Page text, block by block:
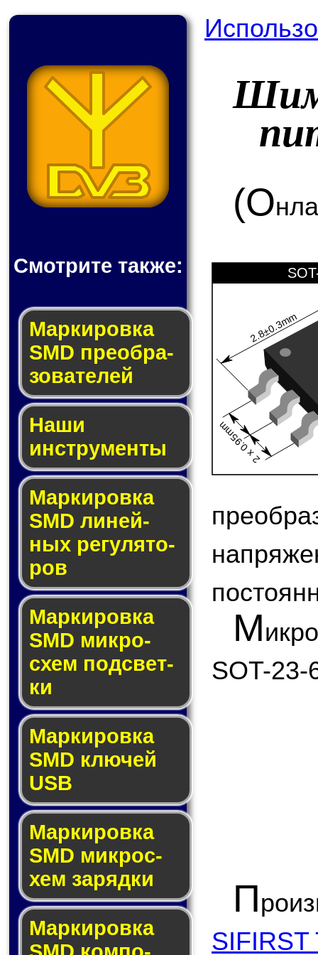
Смотрите также:
Мар­ки­ров­ка
SMD пре­об­ра­
зо­ва­те­лей
Наши
инструменты
Маркировка
SMD ли­ней­
ных ре­гу­ля­то­
ров
Маркировка
SMD мик­ро­
схем под­свет­
ки
Маркировка
SMD клю­чей
USB
Маркировка
SMD мик­рос­
хем за­ряд­ки
Маркировка
(О
2.8±0.3mm
2 x 0.95mm
М
SOT-23-
П
SIFIRST